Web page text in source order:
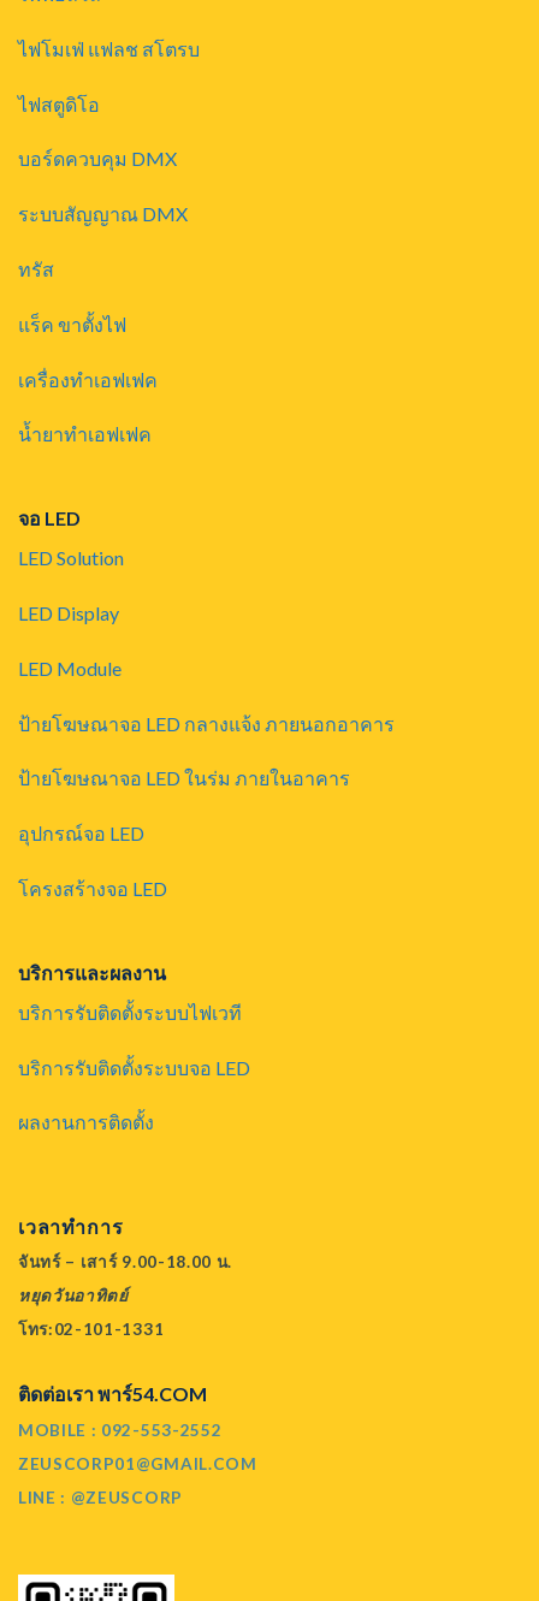
ไฟโมเฟ่ แฟลช สโตรบ
ไฟสตูดิโอ
บอร์ดควบคุม DMX
ระบบสัญญาณ DMX
ทรัส
แร็ค ขาตั้งไฟ
เครื่องทำเอฟเฟค
น้ำยาทำเอฟเฟค
จอ LED
LED Solution
LED Display
LED Module
ป้ายโฆษณาจอ LED กลางแจ้ง ภายนอกอาคาร
ป้ายโฆษณาจอ LED ในร่ม ภายในอาคาร
อุปกรณ์จอ LED
โครงสร้างจอ LED
บริการและผลงาน
บริการรับติดตั้งระบบไฟเวที
บริการรับติดตั้งระบบจอ LED
ผลงานการติดตั้ง
เวลาทำการ
จันทร์ – เสาร์ 9.00-18.00 น.
หยุดวันอาทิตย์
โทร:02-101-1331
ติดต่อเรา พาร์54.COM
MOBILE : 092-553-2552
ZEUSCORP01@GMAIL.COM
LINE : @ZEUSCORP